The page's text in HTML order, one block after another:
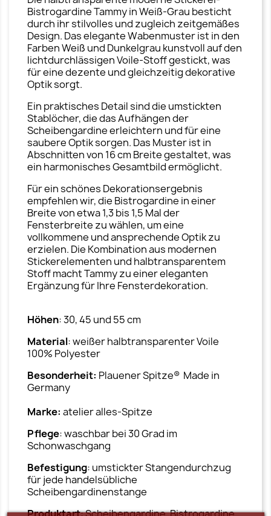
Bistrogardine Tammy in Weiß-Grau besticht
durch ihr stilvolles und zugleich zeitgemäßes
Design. Das elegante Wabenmuster ist in den
Farben Weiß und Dunkelgrau kunstvoll auf den
lichtdurchlässigen Voile-Stoff gestickt, was
für eine dezente und gleichzeitig dekorative
Optik sorgt.
Ein praktisches Detail sind die umstickten
Stablöcher, die das Aufhängen der
Scheibengardine erleichtern und für eine
saubere Optik sorgen. Das Muster ist in
Abschnitten von 16 cm Breite gestaltet, was
ein harmonisches Gesamtbild ermöglicht.
Für ein schönes Dekorationsergebnis
empfehlen wir, die Bistrogardine in einer
Breite von etwa 1,3 bis 1,5 Mal der
Fensterbreite zu wählen, um eine
vollkommene und ansprechende Optik zu
erzielen. Die Kombination aus modernen
Stickerelementen und halbtransparentem
Stoff macht Tammy zu einer eleganten
Ergänzung für Ihre Fensterdekoration.
Höhen: 30, 45 und 55 cm
Material: weißer halbtransparenter Voile
100% Polyester
Besonderheit: Plauener Spitze® Made in
Germany
Marke: atelier alles-Spitze
Pflege: waschbar bei 30 Grad im
Schonwaschgang
Befestigung: umstickter Stangendurchzug
für jede handelsübliche
Scheibengardinenstange
Produktart: Scheibengardine, Bistrogardine,